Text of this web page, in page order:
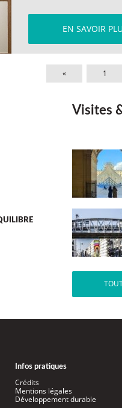
EN SAVOIR
« 1
Visites
Infos pratiques
Crédits
Mentions légales
Développement durable